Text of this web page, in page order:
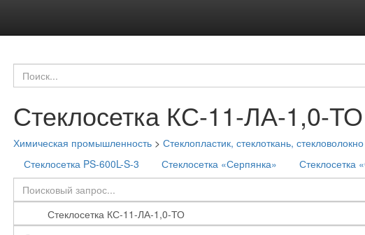
Стеклосетка КС-11-ЛА-1,0-ТО
Химическая промышленность > Стеклопластик, стеклоткань, стекловолокно
Стеклосетка PS-600L-S-3
Стеклосетка «Серпянка» Стеклосетка